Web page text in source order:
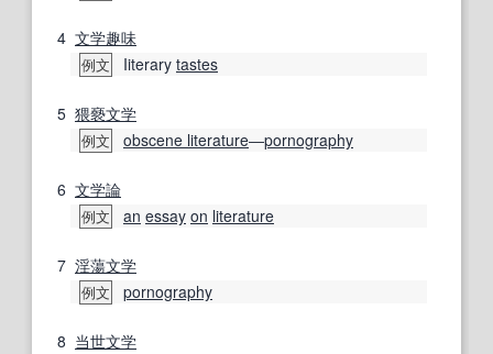
4 文学趣味
例文 Iiterary tastes
5 猥褻文学
例文 obscene literature―pornography
6 文学論
例文 an essay on literature
7 淫蕩文学
例文 pornography
8 当世文学